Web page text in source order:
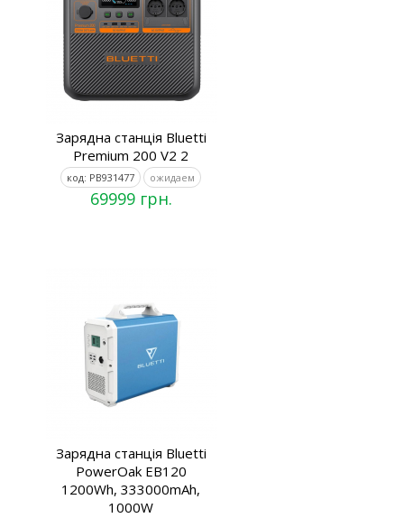
Зарядна станція Bluetti
Premium 200 V2 2
код: PB931477 ожидаем
69999 грн.
Зарядна станція Bluetti
PowerOak EB120
1200Wh, 333000mAh,
1000W